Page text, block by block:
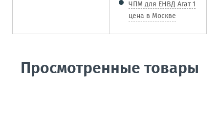
ЧПМ для ЕНВД Агат 1
цена в Москве
Просмотренные товары